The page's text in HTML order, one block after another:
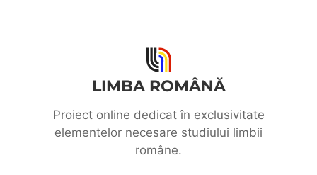
LIMBA ROMÂNĂ
Proiect online dedicat în exclusivitate
elementelor necesare studiului limbii
române.